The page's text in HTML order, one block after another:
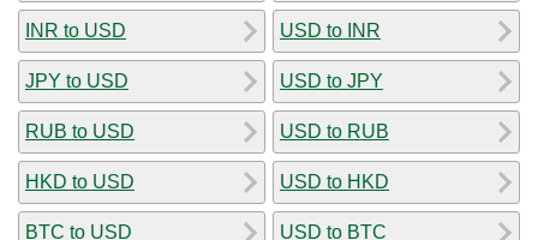
INR to USD
JPY to USD
RUB to USD
HKD to USD
BTC to USD
USD to INR
USD to JPY
USD to RUB
USD to HKD
USD to BTC